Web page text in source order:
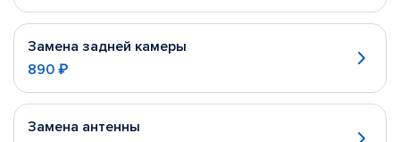
Замена задней камеры
890 ₽
Замена антенны